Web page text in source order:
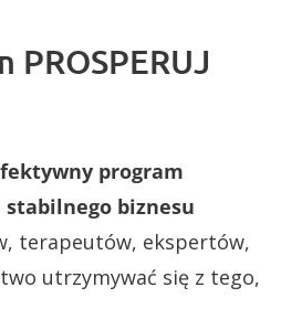
program
biznesu
terapeutów, ekspertów,
utrzymywać się z tego,